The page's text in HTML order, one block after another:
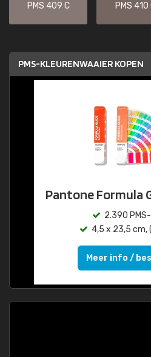
PMS 409 C PMS 410
PMS-KLEURENWAAIER KOPEN
Pantone Formula
2.390
4,5 x 23,5 cm,
Meer info /